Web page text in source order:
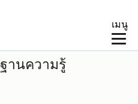
เมนู
ฐานความรู้